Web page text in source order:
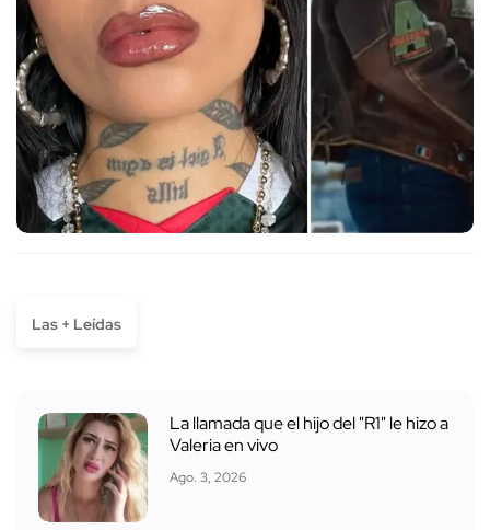
Las + Leídas
La llamada que el hijo del "R1" le hizo a
Valeria en vivo
Ago. 3, 2026